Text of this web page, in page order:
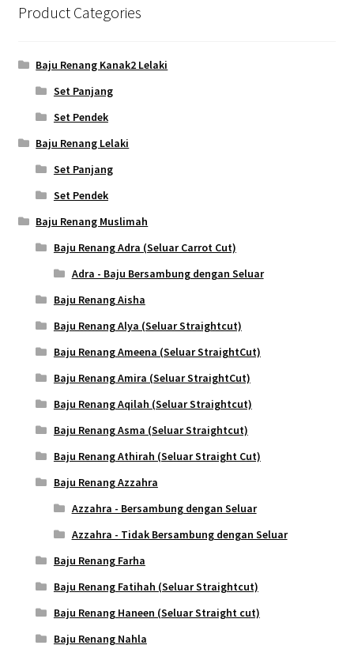
Product Categories
Baju Renang Kanak2 Lelaki
Set Panjang
Set Pendek
Baju Renang Lelaki
Set Panjang
Set Pendek
Baju Renang Muslimah
Baju Renang Adra (Seluar Carrot Cut)
Adra - Baju Bersambung dengan Seluar
Baju Renang Aisha
Baju Renang Alya (Seluar Straightcut)
Baju Renang Ameena (Seluar StraightCut)
Baju Renang Amira (Seluar StraightCut)
Baju Renang Aqilah (Seluar Straightcut)
Baju Renang Asma (Seluar Straightcut)
Baju Renang Athirah (Seluar Straight Cut)
Baju Renang Azzahra
Azzahra - Bersambung dengan Seluar
Azzahra - Tidak Bersambung dengan Seluar
Baju Renang Farha
Baju Renang Fatihah (Seluar Straightcut)
Baju Renang Haneen (Seluar Straight cut)
Baju Renang Nahla